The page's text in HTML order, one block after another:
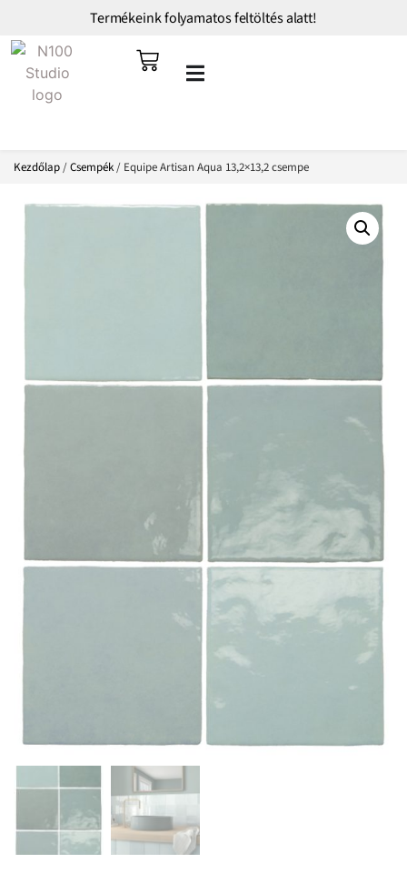
Termékeink folyamatos feltöltés alatt!
Kezdőlap/Csempék/ Equipe Artisan Aqua 13,2×13,2 csempe